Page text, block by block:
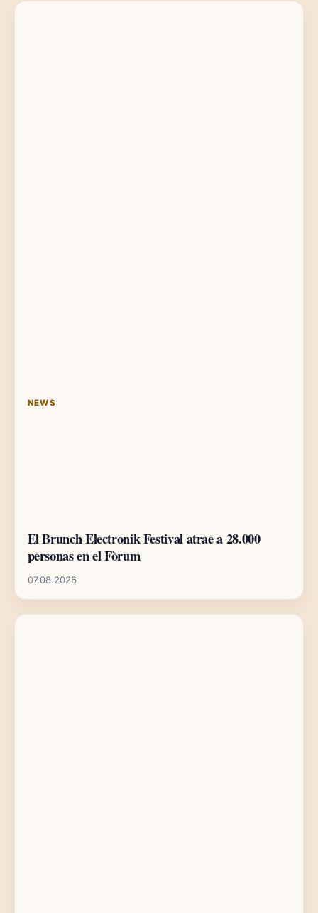
NEWS
El Brunch Electronik Festival atrae a 28.000
personas en el Fòrum
07.08.2026